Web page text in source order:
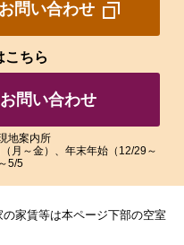
い
だ
ま
問い合わせ
こちら
問い合わせ
地案内所
月～金）、年末年始（12/29～
5/5
家賃等は本ページ下部の空室